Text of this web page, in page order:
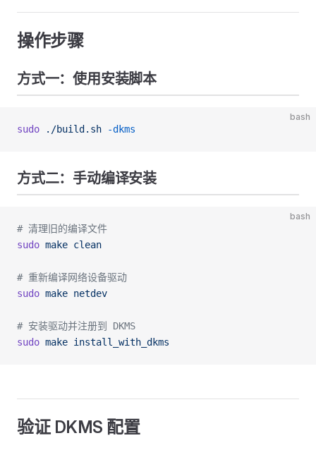
操作步骤
方式一：使用安装脚本
bash
sudo ./build.sh -dkms
方式二：手动编译安装
bash
# 清理旧的编译文件
sudo make clean
# 重新编译网络设备驱动
sudo make netdev
# 安装驱动并注册到 DKMS
sudo make install_with_dkms
验证 DKMS 配置